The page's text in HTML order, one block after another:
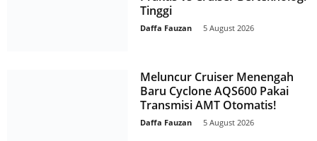
Tinggi
Daffa Fauzan 5 August 2026
Meluncur Cruiser Menengah
Baru Cyclone AQS600 Pakai
Transmisi AMT Otomatis!
Daffa Fauzan 5 August 2026